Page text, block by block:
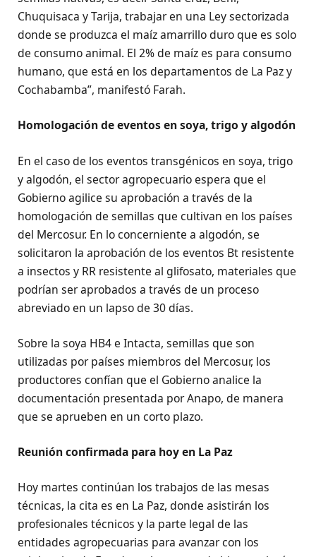
Chuquisaca y Tarija, trabajar en una Ley sectorizada
donde se produzca el maíz amarrillo duro que es solo
de consumo animal. El 2% de maíz es para consumo
humano, que está en los departamentos de La Paz y
Cochabamba”, manifestó Farah.
Homologación de eventos en soya, trigo y algodón
En el caso de los eventos transgénicos en soya, trigo
y algodón, el sector agropecuario espera que el
Gobierno agilice su aprobación a través de la
homologación de semillas que cultivan en los países
del Mercosur. En lo concerniente a algodón, se
solicitaron la aprobación de los eventos Bt resistente
a insectos y RR resistente al glifosato, materiales que
podrían ser aprobados a través de un proceso
abreviado en un lapso de 30 días.
Sobre la soya HB4 e Intacta, semillas que son
utilizadas por países miembros del Mercosur, los
productores confían que el Gobierno analice la
documentación presentada por Anapo, de manera
que se aprueben en un corto plazo.
Reunión confirmada para hoy en La Paz
Hoy martes continúan los trabajos de las mesas
técnicas, la cita es en La Paz, donde asistirán los
profesionales técnicos y la parte legal de las
entidades agropecuarias para avanzar con los